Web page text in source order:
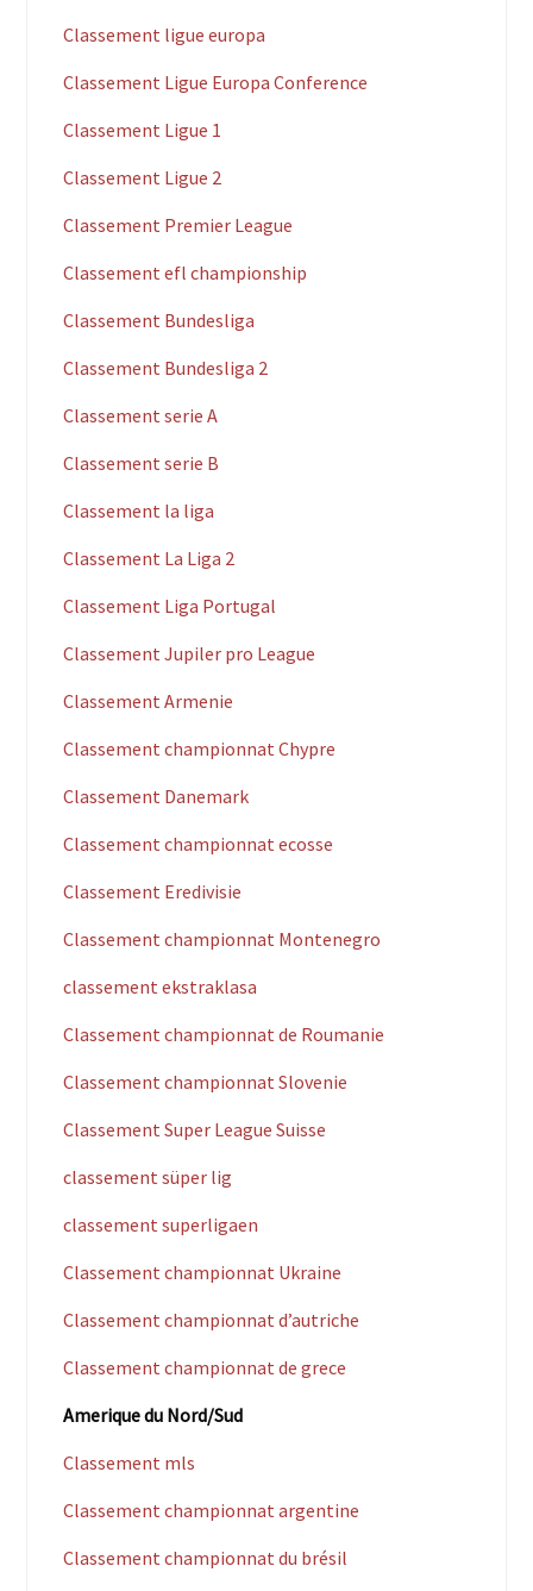
Classement ligue europa
Classement Ligue Europa Conference
Classement Ligue 1
Classement Ligue 2
Classement Premier League
Classement efl championship
Classement Bundesliga
Classement Bundesliga 2
Classement serie A
Classement serie B
Classement la liga
Classement La Liga 2
Classement Liga Portugal
Classement Jupiler pro League
Classement Armenie
Classement championnat Chypre
Classement Danemark
Classement championnat ecosse
Classement Eredivisie
Classement championnat Montenegro
classement ekstraklasa
Classement championnat de Roumanie
Classement championnat Slovenie
Classement Super League Suisse
classement süper lig
classement superligaen
Classement championnat Ukraine
Classement championnat d’autriche
Classement championnat de grece
Amerique du Nord/Sud
Classement mls
Classement championnat argentine
Classement championnat du brésil